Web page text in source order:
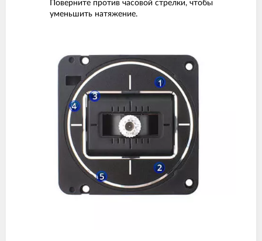
Поверните против часовой стрелки, чтобы
уменьшить натяжение.